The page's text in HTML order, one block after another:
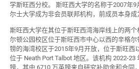
学斯旺西分校。 斯旺西大学的名称于2007年
尔士大学成为非会员联邦机构，前成员本身成
斯旺西大学在其位于斯旺西湾海岸线上的两
尔顿公园校区位于斯旺西市中心以西的辛格
镑的海湾校区于2015年9月开放，位于斯旺西
位于 Neath Port Talbot 地区。该机构 2022-23
镑，其中 6710 万英镑来自研究补助金和合同